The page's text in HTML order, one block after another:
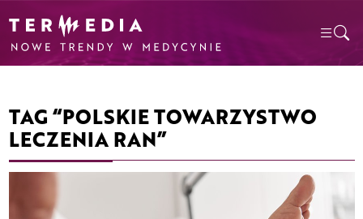
TAG “POLSKIE TOWARZYSTWO
LECZENIA RAN”